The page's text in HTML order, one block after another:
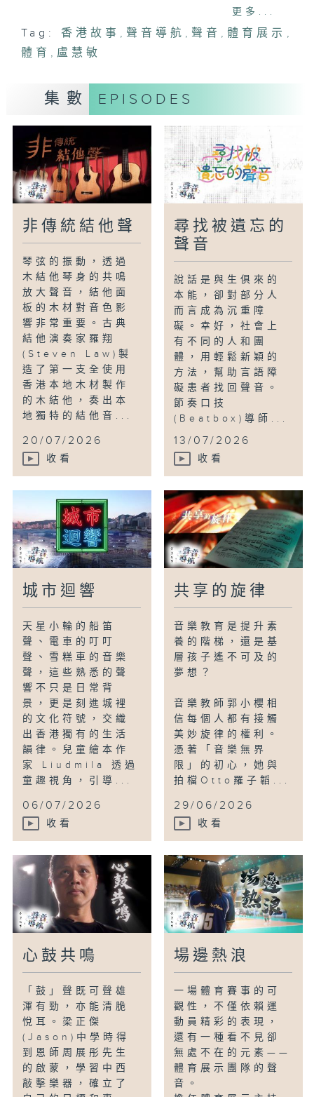
麼，往往在一瞬之間，決定了氣氛如何被推
進，一步步為體育賽事展示出如舞台表演般
的現場體驗。
透過學生參與校內比賽及學界賽事的體育展
示工作，呈現他們由猶豫到嘗試、由觀察到
在她的引導下，體育展示不再只是帶動氣
氛，更成為一種教學與實踐。學生在一次次
嘗試之中，於無壓力的環境建立自信，在觀
察與猶豫之間，找到屬於自己的發聲的時
機。
更多...
Tag: 香港故事 , 聲音導航 , 聲音 , 體育展示 ,
體育 , 盧慧敏
集數 EPISODES
非傳統結他聲
琴弦的振動，透過
木結他琴身的共鳴
放大聲音，結他面
板的木材對音色影
響非常重要。古典
結他演奏家羅翔
(Steven Law)製
造了第一支全使用
香港本地木材製作
的木結他，奏出本
地獨特的結他音...
20/07/2026
收看
尋找被遺忘的
聲音
說話是與生俱來的
本能，卻對部分人
而言成為沉重障
礙。幸好，社會上
有不同的人和團
體，用輕鬆新穎的
方法，幫助言語障
礙患者找回聲音。
節奏口技
(Beatbox)導師...
13/07/2026
收看
城市迴響
天星小輪的船笛
聲、電車的叮叮
聲、雪糕車的音樂
聲，這些熟悉的聲
響不只是日常背
景，更是刻進城裡
的文化符號，交織
出香港獨有的生活
韻律。兒童繪本作
家 Liudmila 透過
童趣視角，引導...
06/07/2026
收看
共享的旋律
音樂教育是提升素
養的階梯，還是基
層孩子遙不可及的
夢想？
音樂教師郭小櫻相
信每個人都有接觸
美妙旋律的權利。
憑著「音樂無界
限」的初心，她與
拍檔Otto羅子韜...
29/06/2026
收看
心鼓共鳴
「鼓」聲既可聲雄
渾有勁，亦能清脆
悅耳。梁正傑
(Jason)中學時得
到恩師周展彤先生
的啟蒙，學習中西
敲擊樂器，確立了
場邊熱浪
一場體育賽事的可
觀性，不僅依賴運
動員精彩的表現，
還有一種看不見卻
無處不在的元素——
體育展示團隊的聲
音。